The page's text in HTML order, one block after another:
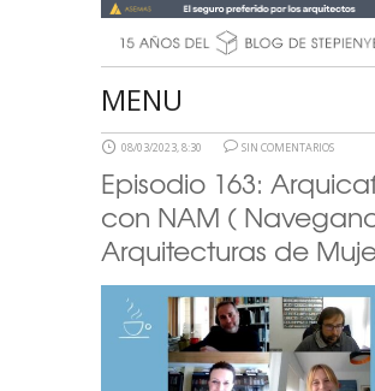
MENU
08/03/2023, 8:30 SIN COMENTARIOS
Episodio 163:
con NAM (
Arquitecturas de